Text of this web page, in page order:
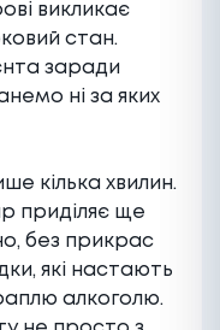
викликає
стан.
заради
ні за яких
кілька хвилин.
приділяє ще
без прикрас
які настають
алкоголю.